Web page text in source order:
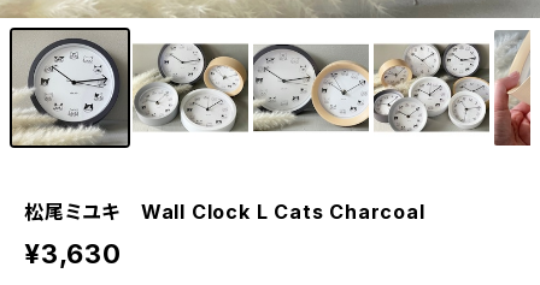
松尾ミユキ Wall Clock L Cats Charcoal
¥3,630